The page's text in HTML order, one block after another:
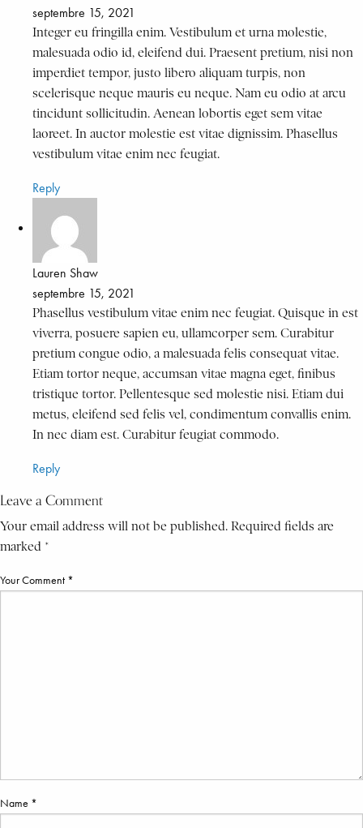
septembre 15, 2021
Integer eu fringilla enim. Vestibulum et urna molestie,
malesuada odio id, eleifend dui. Praesent pretium, nisi non
imperdiet tempor, justo libero aliquam turpis, non
scelerisque neque mauris eu neque. Nam eu odio at arcu
tincidunt sollicitudin. Aenean lobortis eget sem vitae
laoreet. In auctor molestie est vitae dignissim. Phasellus
vestibulum vitae enim nec feugiat.
Reply
Lauren Shaw
septembre 15, 2021
Phasellus vestibulum vitae enim nec feugiat. Quisque in est
viverra, posuere sapien eu, ullamcorper sem. Curabitur
pretium congue odio, a malesuada felis consequat vitae.
Etiam tortor neque, accumsan vitae magna eget, finibus
tristique tortor. Pellentesque sed molestie nisi. Etiam dui
metus, eleifend sed felis vel, condimentum convallis enim.
In nec diam est. Curabitur feugiat commodo.
Reply
Leave a Comment
Your email address will not be published. Required fields are
marked *
Your Comment *
Name *